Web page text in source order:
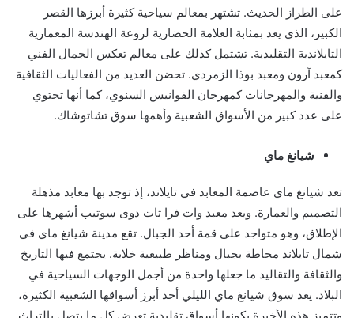
على الطراز الحديث. تشتهر بمعالم سياحية كثيرة أبرزها القصر
الكبير، الذي يعد بمثابة العلامة الحضارية لروعة الهندسة المعمارية
التايلاندية التقليدية. تشتمل كذلك على معالم تعكس الجمال الفني
كمعبد آرون ومعبد بوذا الزمردي. تحضن العديد من الفعاليات الثقافية
والفنية والمهرجانات كمهرجان الفوانيس السنوي، كما أنها تحتوي
على عدد كبير من الأسواق الشعبية وأهمها سوق تشاتوشاك.
شيانغ ماي
تعد شيانغ ماي عاصمة المعابد في تايلاند، إذ توجد بها معابد مذهلة
التصميم والعمارة. ويعد معبد وات فرا ثات دوى سوتيب أشهرها على
الإطلاق، وهو متواجد على قمة أحد الجبال. تقع مدينة شيانغ ماي في
شمال تايلاند محاطة بجبال ومناظر طبيعية خلابة. يجتمع فيها التاريخ
والثقافة والتقاليد ما جعلها واحدة من أجمل الوجهات السياحية في
البلاد. يعد سوق شيانغ ماي الليلي أحد أبرز أسواقها الشعبية الكثيرة،